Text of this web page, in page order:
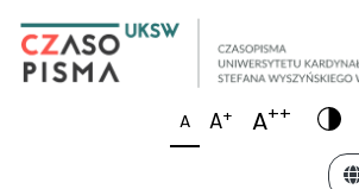
A A+ A++